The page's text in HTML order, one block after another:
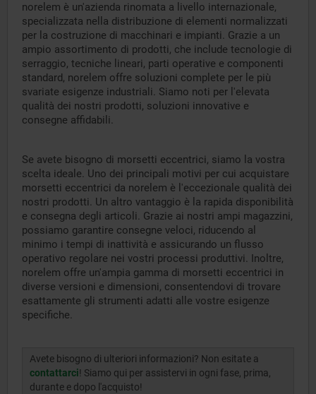
norelem è un'azienda rinomata a livello internazionale,
specializzata nella distribuzione di elementi normalizzati
per la costruzione di macchinari e impianti. Grazie a un
ampio assortimento di prodotti, che include tecnologie di
serraggio, tecniche lineari, parti operative e componenti
standard, norelem offre soluzioni complete per le più
svariate esigenze industriali. Siamo noti per l'elevata
qualità dei nostri prodotti, soluzioni innovative e
consegne affidabili.
Se avete bisogno di morsetti eccentrici, siamo la vostra
scelta ideale. Uno dei principali motivi per cui acquistare
morsetti eccentrici da norelem è l'eccezionale qualità dei
nostri prodotti. Un altro vantaggio è la rapida disponibilità
e consegna degli articoli. Grazie ai nostri ampi magazzini,
possiamo garantire consegne veloci, riducendo al
minimo i tempi di inattività e assicurando un flusso
operativo regolare nei vostri processi produttivi. Inoltre,
norelem offre un'ampia gamma di morsetti eccentrici in
diverse versioni e dimensioni, consentendovi di trovare
esattamente gli strumenti adatti alle vostre esigenze
specifiche.
Avete bisogno di ulteriori informazioni? Non esitate a
contattarci! Siamo qui per assistervi in ogni fase, prima,
durante e dopo l'acquisto!